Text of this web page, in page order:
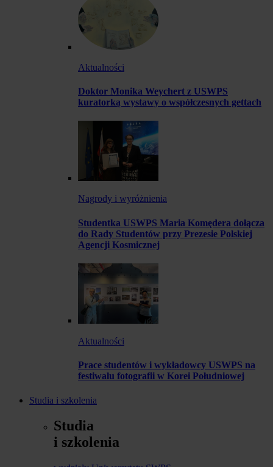
Aktualności
Doktor Monika Weychert z USWPS
kuratorką wystawy o współczesnych gettach
Nagrody i wyróżnienia
Studentka USWPS Maria Komędera dołącza
do Rady Studentów przy Prezesie Polskiej
Agencji Kosmicznej
Aktualności
Prace studentów i wykładowcy USWPS na
festiwalu fotografii w Korei Południowej
Studia i szkolenia
Studia
i szkolenia